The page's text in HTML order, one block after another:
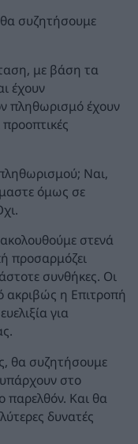
συζητήσουμε
με βάση τα
έχουν
πληθωρισμό έχουν
Ναι,
όμως σε
στενά
προσαρμόζει
συνθήκες. Οι
ακριβώς η Επιτροπή
για
θα συζητήσουμε
υπάρχουν στο
παρελθόν. Και θα
δυνατές